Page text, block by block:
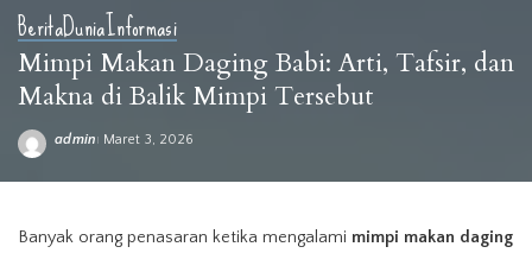
BeritaDuniaInformasi
Mimpi Makan Daging Babi: Arti, Tafsir, dan
Makna di Balik Mimpi Tersebut
admin Maret 3, 2026
Banyak orang penasaran ketika mengalami mimpi makan daging